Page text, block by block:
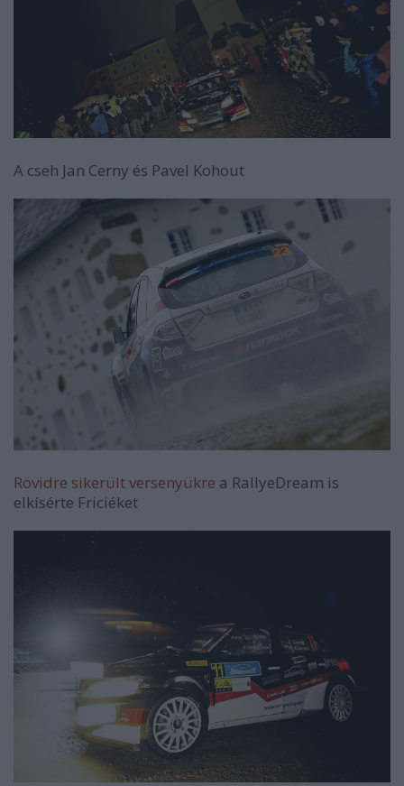
A cseh Jan Cerny és Pavel Kohout
Rövidre sikerült versenyükre a RallyeDream is
elkísérte Friciéket